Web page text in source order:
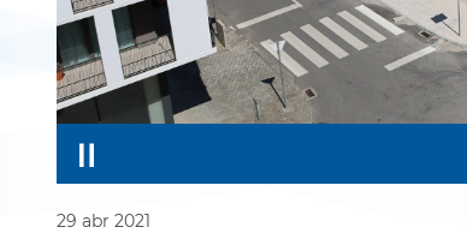
29 abr 2021